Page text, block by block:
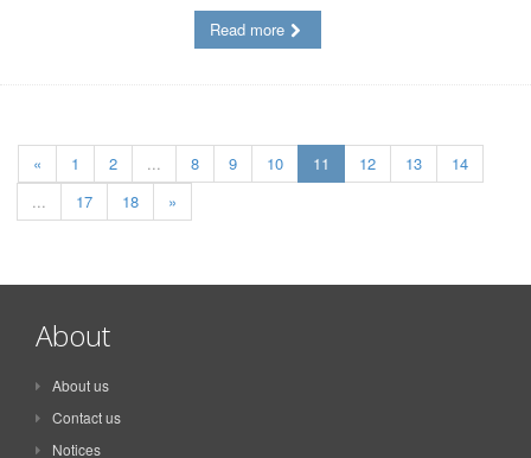
Read more
« 1 2 ... 8 9 10 11 12 13
14
...
17 18 »
About
About us
Contact us
Notices